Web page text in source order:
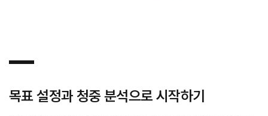
목표 설정과 청중 분석으로 시작하기